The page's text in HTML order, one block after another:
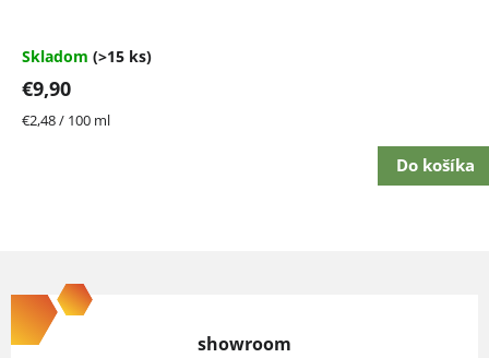
4,7
5
hviezdičiek.
Skladom (>15 ks)
€9,90
Jednotková
€2,48 / 100 ml
Do košíka
á
p
showroom